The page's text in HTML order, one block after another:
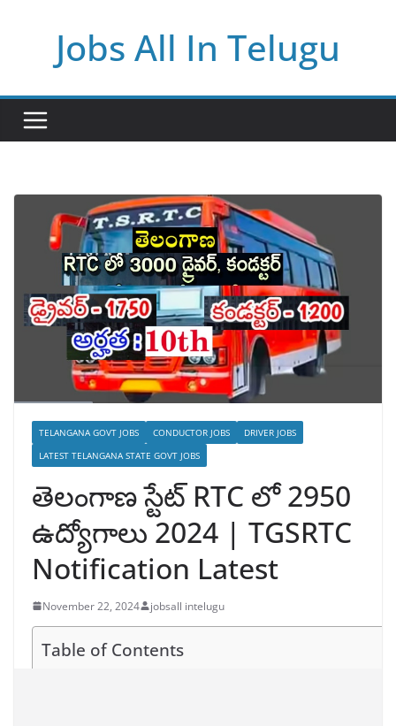
Jobs All In Telugu
TELANGANA GOVT JOBS CONDUCTOR JOBS
DRIVER JOBS
LATEST TELANGANA STATE GOVT JOBS
తెలంగాణ స్టేట్ RTC లో 2950
ఉద్యోగాలు 2024 | TGSRTC
Notification Latest
November 22, 2024 jobsall intelugu
Table of Contents